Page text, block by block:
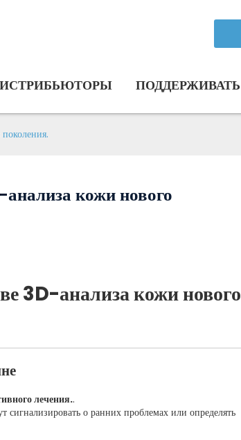
ПОДДЕРЖИВАТЬ
кожи нового
3D-анализа кожи нового
лечения..
о ранних проблемах или определять